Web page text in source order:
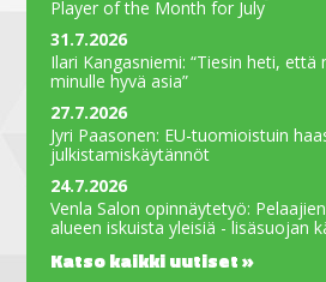
Player of the Month for July
31.7.2026
Ilari Kangasniemi: “Tiesin heti,
minulle hyvä asia”
27.7.2026
Jyri Paasonen: EU-tuomioistuin
julkistamiskäytännöt
24.7.2026
Venla Salon opinnäytetyö:
alueen iskuista yleisiä - lisäsuojan
Katso kaikki uutiset »